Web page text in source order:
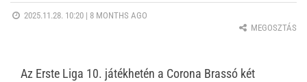
2025.11.28. 10:20 | 8 MONTHS AGO
MEGOSZTÁS
Az Erste Liga 10. játékhetén a Corona Brassó két